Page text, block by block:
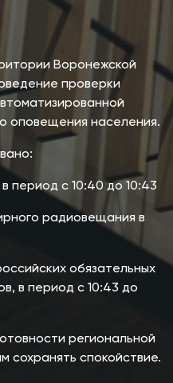
Воронежской
проверки
оповещения населения.
период с 10:40 до 10:43
радиовещания в
обязательных
в период с 10:43 до
региональной
сохранять спокойствие.